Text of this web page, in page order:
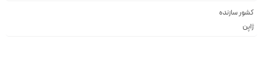
کشور سازنده
ژاپن